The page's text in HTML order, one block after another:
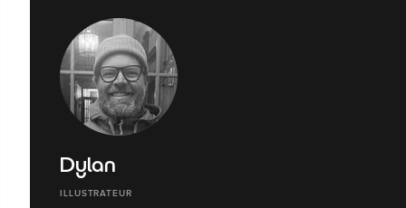
Dylan
ILLUSTRATEUR